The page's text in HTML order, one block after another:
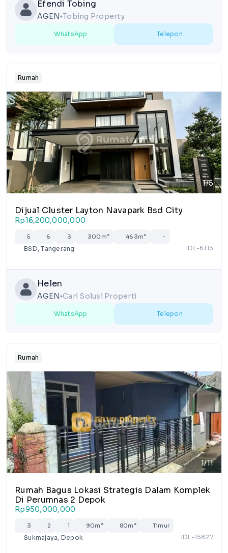
Efendi Tobing
AGEN lensTobing Property
WhatsApp Telepon
Rumah
1/5
Dijual Cluster Layton Navapark Bsd City
Rp16,200,000,000
5 6 3 300m² 463m² -
BSD, Tangerang IDL-6113
Helen
AGEN lensCari Solusi Properti
WhatsApp Telepon
Rumah
1/11
Rumah Bagus Lokasi Strategis Dalam Komplek
Di Perumnas 2 Depok
Rp950,000,000
3 2 1 90m² 80m² Timur
Sukmajaya, Depok IDL-15827